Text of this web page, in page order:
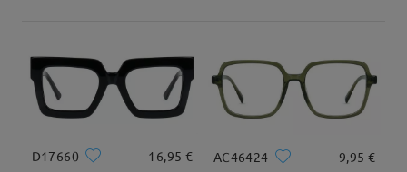
Tipo Rostro: Longitud Rostro: Ancho Rostro:
Llegado
D17660 16,95 € AC46424 9,95 €